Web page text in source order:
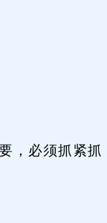
，必须抓紧抓